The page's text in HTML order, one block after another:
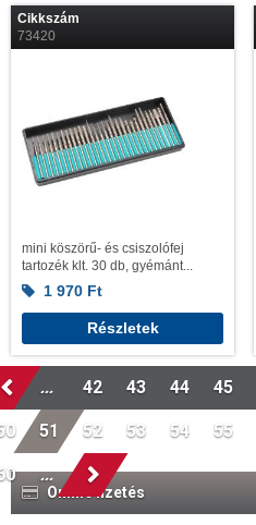
Cikkszám
73420
mini köszörű- és csiszolófej
tartozék klt. 30 db, gyémánt...
1 970 Ft
Részletek
... 42 43 44 45
51 52 53 54 55
...
Online fizetés